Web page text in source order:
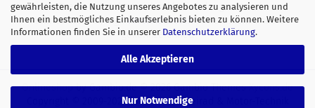
gewährleisten, die Nutzung unseres Angebotes zu analysieren und
Ihnen ein bestmögliches Einkaufserlebnis bieten zu können. Weitere
Informationen finden Sie in unserer Datenschutzerklärung.
Alle Akzeptieren
Nur Notwendige
Alle Preise verstehen sich inklusive der gesetzlichen
Mehrwertsteuer, zzgl.Versandkostensoweit nicht anders
gekennzeichnet.
Onlineshopby Gambio.de © 2026 Gambio ThemesXycons.de
Copyright © 2009-2024 [Schreiber Zweirad & Motor-Technik